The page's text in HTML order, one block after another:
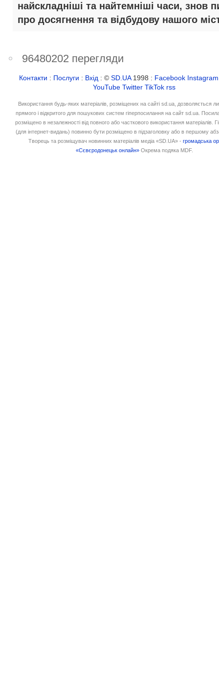
найскладніші та найтемніші часи, знов
про досягнення та відбудову нашого
96480202 перегляди
Контакти : Послуги : Вхід : ©SD.UA1998 : Facebook Instagram
YouTube Twitter TikTok rss
Використання будь-яких матеріалів, розміщених на сайті sd.ua, дозволяється
прямого і відкритого для пошукових систем гіперпосилання на сайт sd.ua.
розміщено в незалежності від повного або часткового використання матеріалів.
(для інтернет-видань) повинно бути розміщено в підзаголовку або в першому
Творець та розміщувач новинних матеріалів медіа «SD.UA» -громадська
«Сєвєродонецьк онлайн» Окрема подяка MDF.